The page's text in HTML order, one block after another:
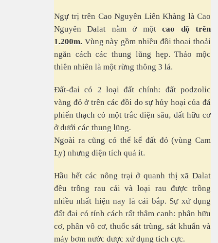
Ngự trị trên Cao Nguyên Liên Khàng là Cao
Nguyên Dalat nằm ở mộtcao độ trên
1.200m. Vùng này gồm nhiều đồi thoai thoải
ngăn cách các thung lũng hẹp. Thảo mộc
thiên nhiên là một rừng thông 3 lá.
Đất-đai có 2 loại đất chính: đất podzolic
vàng đỏ ở trên các đồi do sự hủy hoại của đá
phiến thạch có một trắc diện sâu, đất hữu cơ
ở dưới các thung lũng.
Ngoài ra cũng có thể kể đất đỏ (vùng Cam
Ly) nhưng diện tích quá ít.
Hầu hết các nông trại ở quanh thị xã Dalat
đều trồng rau cải và loại rau được trồng
nhiều nhất hiện nay là cải bắp. Sự xử dụng
đất đai có tính cách rất thâm canh: phân hữu
cơ, phân vô cơ, thuốc sát trùng, sát khuẩn và
máy bơm nước được xử dụng tích cực.